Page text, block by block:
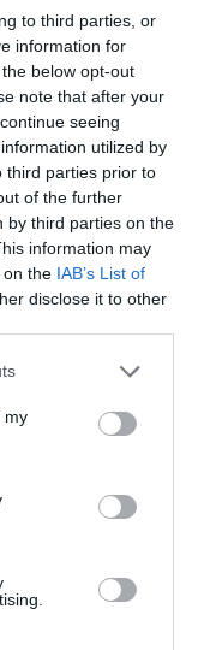
to third parties, or
information for
below opt-out
note that after your
seeing
utilized by
third parties prior to
of the further
by third parties on the
information may
on the IAB’s List of
disclose it to other
my
de actualidad.
ACTIVAR AHORA